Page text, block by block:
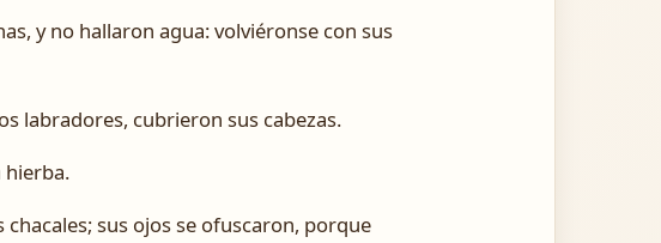
y no hallaron agua: volviéronse con sus
labradores, cubrieron sus cabezas.
hierba.
sus ojos se ofuscaron, porque